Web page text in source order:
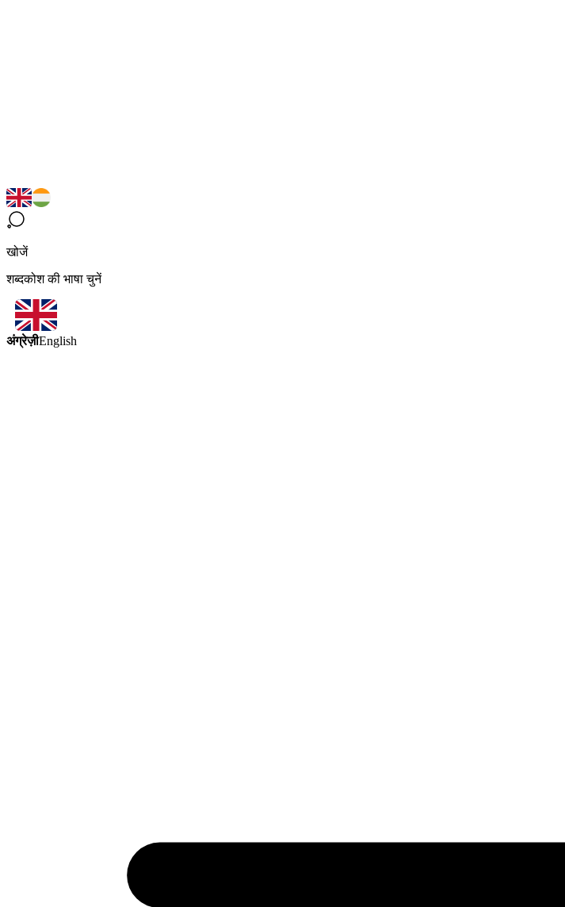
खोजें
शब्दकोश की भाषा चुनें
अंग्रेज़ीEnglish